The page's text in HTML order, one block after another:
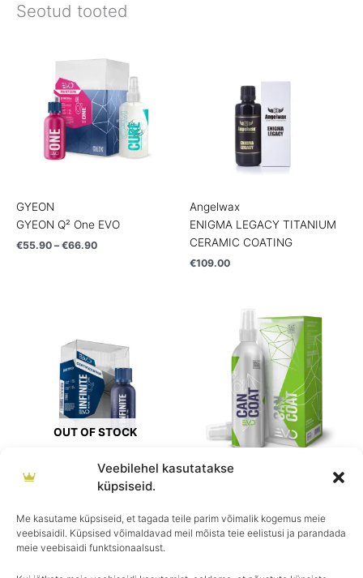
Veebilehel kasutatakse
küpsiseid.
Me kasutame küpsiseid, et tagada teile parim võimalik kogemus meie
veebisaidil. Küpsised võimaldavad meil mõista teie eelistusi ja parandada
meie veebisaidi funktsionaalsust.
Seotud tooted
GYEON
GYEON Q² One EVO
€55.90 – €66.90
€55.90
through
€66.90
Angelwax
ENIGMA LEGACY TITANIUM
CERAMIC COATING
€109.00
OUT OF STOCK
GYEON
GYEON Q² Infinite Base Type
1
€109.90
GYEON
€49.90